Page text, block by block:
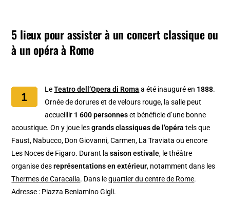
5 lieux pour assister à un concert classique ou
à un opéra à Rome
LeTeatro dell’Opera di Roma a été inauguré en 1888.
Ornée de dorures et de velours rouge, la salle peut
accueillir 1 600 personneset bénéficie d’une bonne
acoustique. On y joue lesgrands classiques de l’opéra tels que
Faust, Nabucco, Don Giovanni, Carmen, La Traviata ou encore
Les Noces de Figaro. Durant lasaison estivale, le théâtre
organise desreprésentations en extérieur, notamment dans les
Thermes de Caracalla. Dans lequartier du centre de Rome.
Adresse : Piazza Beniamino Gigli.